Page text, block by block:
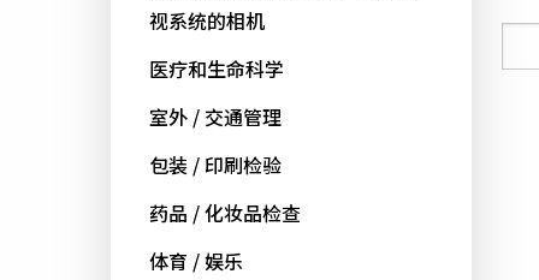
视系统的相机
医疗和生命科学
室外 / 交通管理
包装 / 印刷检验
药品 / 化妆品检查
体育 / 娱乐